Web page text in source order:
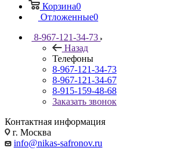
Корзина0
Отложенные0
8-967-121-34-73
Назад
Телефоны
8-967-121-34-73
8-967-121-34-67
8-915-159-48-68
Заказать звонок
Контактная информация
г. Москва
info@nikas-safronov.ru